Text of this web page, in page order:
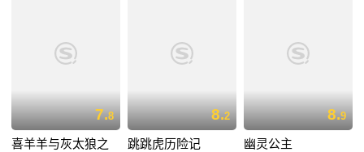
7.8
喜羊羊与灰太狼之
8.2
跳跳虎历险记
8.9
幽灵公主